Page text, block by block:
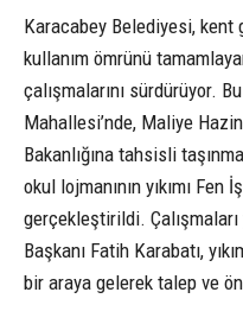
Karacabey Belediyesi,
kullanım ömrünü
çalışmalarını sürdürüyor.
Mahallesi’nde, Maliye
Bakanlığına tahsisli
okul lojmanının yıkımı
gerçekleştirildi.
Başkanı Fatih Karabatı,
bir araya gelerek talep ve